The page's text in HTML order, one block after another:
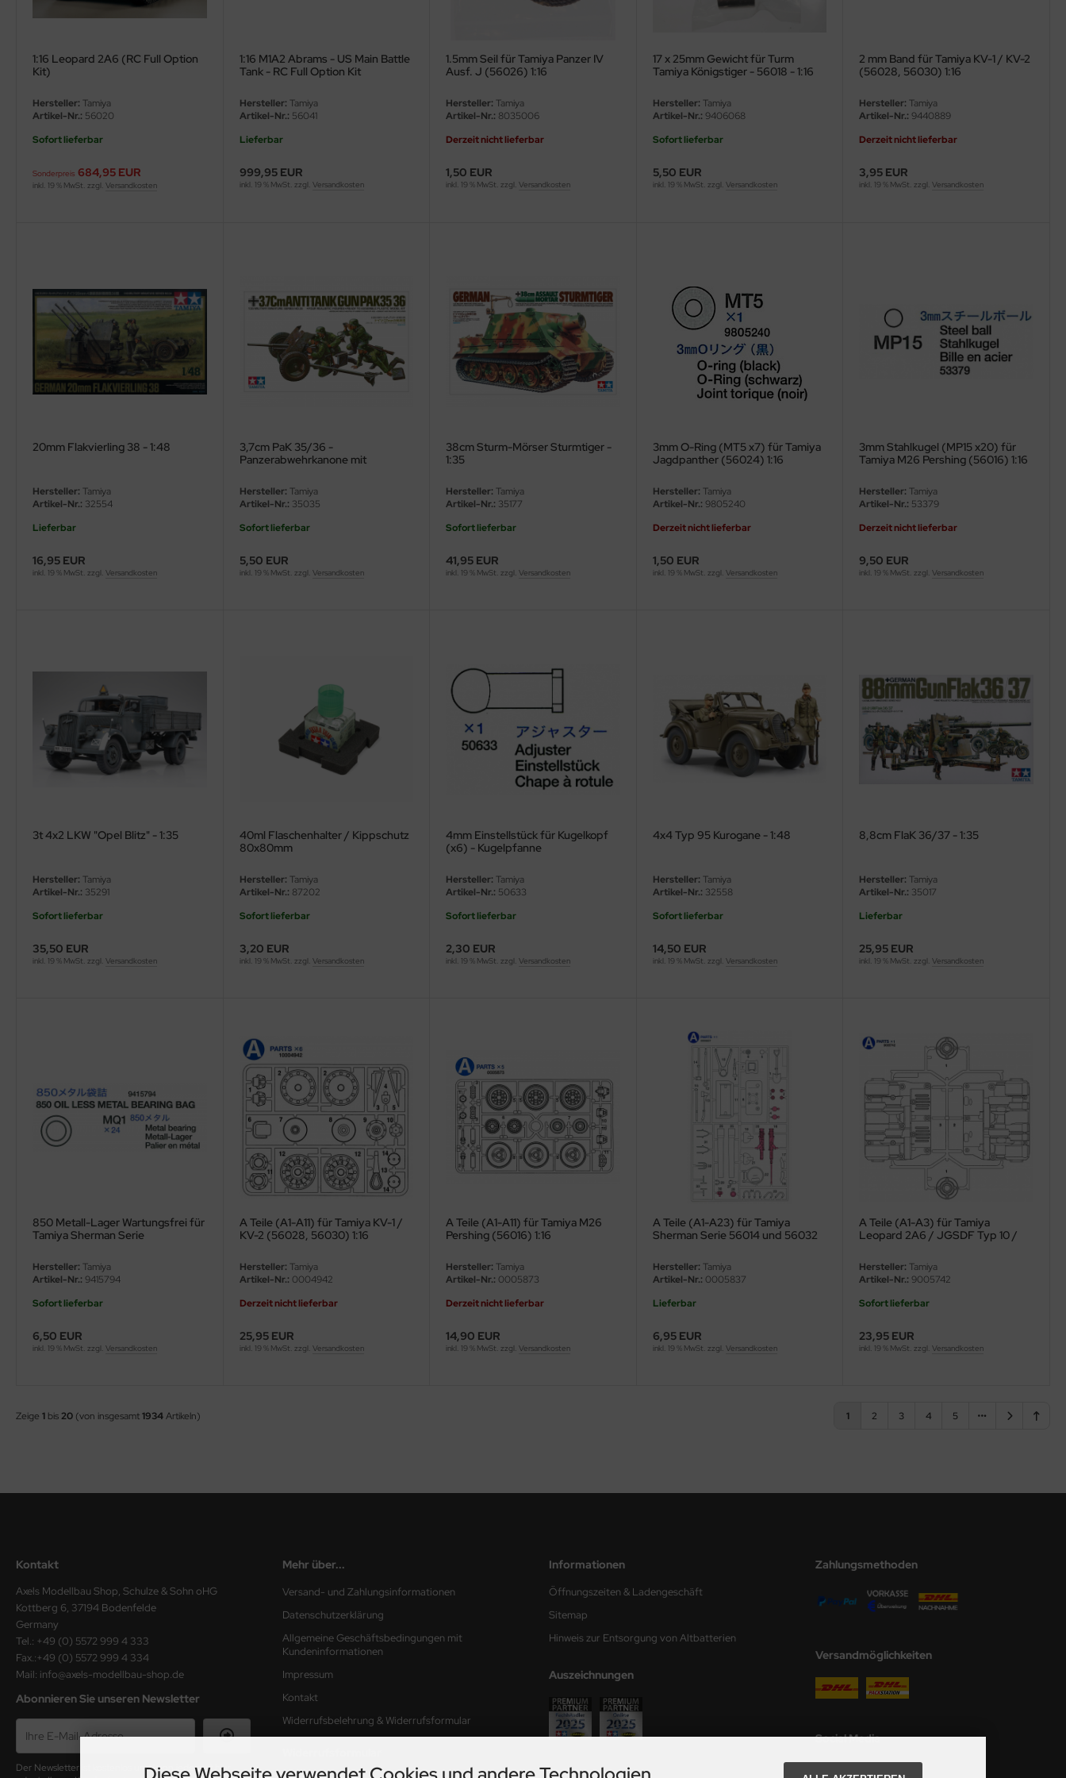
1:16 Leopard 2A6 (RC Full Option
Kit)
Hersteller: Tamiya
Artikel-Nr.: 56020
Sofort lieferbar
Sonderpreis 684,95 EUR
inkl. 19 % MwSt. zzgl. Versandkosten
1:16 M1A2 Abrams - US Main Battle
Tank - RC Full Option Kit
Hersteller: Tamiya
Artikel-Nr.: 56041
Lieferbar
999,95 EUR
inkl. 19 % MwSt. zzgl. Versandkosten
1.5mm Seil für Tamiya Panzer IV
Ausf. J (56026) 1:16
Hersteller: Tamiya
Artikel-Nr.: 8035006
Derzeit nicht lieferbar
1,50 EUR
inkl. 19 % MwSt. zzgl.Versandkosten
17 x 25mm Gewicht für Turm
Tamiya Königstiger - 56018 - 1:16
Hersteller: Tamiya
Artikel-Nr.: 9406068
Sofort lieferbar
5,50 EUR
inkl. 19 % MwSt. zzgl. Versandkosten
2 mm Band für Tamiya KV-1 / KV-2
(56028, 56030) 1:16
Hersteller: Tamiya
Artikel-Nr.: 9440889
Derzeit nicht lieferbar
3,95 EUR
inkl. 19 % MwSt. zzgl.Versandkosten
20mm Flakvierling 38 - 1:48
Hersteller: Tamiya
Artikel-Nr.: 32554
Lieferbar
16,95 EUR
inkl. 19 % MwSt. zzgl. Versandkosten
3,7cm PaK 35/36 -
Panzerabwehrkanone mit
Hersteller: Tamiya
Artikel-Nr.: 35035
Sofort lieferbar
5,50 EUR
inkl. 19 % MwSt. zzgl. Versandkosten
38cm Sturm-Mörser Sturmtiger -
1:35
Hersteller: Tamiya
Artikel-Nr.: 35177
Sofort lieferbar
41,95 EUR
inkl. 19 % MwSt. zzgl.Versandkosten
3mm O-Ring (MT5 x7) für Tamiya
Jagdpanther (56024) 1:16
Hersteller: Tamiya
Artikel-Nr.: 9805240
Derzeit nicht lieferbar
1,50 EUR
inkl. 19 % MwSt. zzgl. Versandkosten
3mm Stahlkugel (MP15 x20) für
Tamiya M26 Pershing (56016) 1:16
Hersteller: Tamiya
Artikel-Nr.: 53379
Derzeit nicht lieferbar
9,50 EUR
inkl. 19 % MwSt. zzgl.Versandkosten
3t 4x2 LKW "Opel Blitz" - 1:35
Hersteller: Tamiya
Artikel-Nr.: 35291
Sofort lieferbar
35,50 EUR
inkl. 19 % MwSt. zzgl. Versandkosten
40ml Flaschenhalter / Kippschutz
80x80mm
Hersteller: Tamiya
Artikel-Nr.: 87202
Sofort lieferbar
3,20 EUR
inkl. 19 % MwSt. zzgl. Versandkosten
4mm Einstellstück für Kugelkopf
(x6) - Kugelpfanne
Hersteller: Tamiya
Artikel-Nr.: 50633
Sofort lieferbar
2,30 EUR
inkl. 19 % MwSt. zzgl.Versandkosten
4x4 Typ 95 Kurogane - 1:48
Hersteller: Tamiya
Artikel-Nr.: 32558
Sofort lieferbar
14,50 EUR
inkl. 19 % MwSt. zzgl. Versandkosten
8,8cm FlaK 36/37 - 1:35
Hersteller: Tamiya
Artikel-Nr.: 35017
Lieferbar
25,95 EUR
inkl. 19 % MwSt. zzgl.Versandkosten
850 Metall-Lager Wartungsfrei für
Tamiya Sherman Serie
Hersteller: Tamiya
Artikel-Nr.: 9415794
Sofort lieferbar
6,50 EUR
inkl. 19 % MwSt. zzgl. Versandkosten
A Teile (A1-A11) für Tamiya KV-1 /
KV-2 (56028, 56030) 1:16
Hersteller: Tamiya
Artikel-Nr.: 0004942
Derzeit nicht lieferbar
25,95 EUR
inkl. 19 % MwSt. zzgl. Versandkosten
A Teile (A1-A11) für Tamiya M26
Pershing (56016) 1:16
Hersteller: Tamiya
Artikel-Nr.: 0005873
Derzeit nicht lieferbar
14,90 EUR
inkl. 19 % MwSt. zzgl.Versandkosten
A Teile (A1-A23) für Tamiya
Sherman Serie 56014 und 56032
Hersteller: Tamiya
Artikel-Nr.: 0005837
Lieferbar
6,95 EUR
inkl. 19 % MwSt. zzgl. Versandkosten
A Teile (A1-A3) für Tamiya
Leopard 2A6 / JGSDF Typ 10 /
1:16
Hersteller: Tamiya
Artikel-Nr.: 9005742
Sofort lieferbar
23,95 EUR
inkl. 19 % MwSt. zzgl.Versandkosten
Zeige 1 bis20 (von insgesamt1934Artikeln) 1 2 3 4 5
Kontakt
Axels Modellbau Shop, Schulze & Sohn oHG
Kottberg 6, 37194 Bodenfelde
Germany
Tel.: +49 (0) 5572 999 4 333
Fax.:+49 (0) 5572 999 4 334
Mail: info@axels-modellbau-shop.de
Abonnieren Sie unseren Newsletter
Der Newsletter ist kostenlos und kann jederzeit hier
Mehr über...
Versand- und Zahlungsinformationen
Datenschutzerklärung
Allgemeine Geschäftsbedingungen mit
Kundeninformationen
Impressum
Kontakt
Widerrufsbelehrung & Widerrufsformular
Informationen
Öffnungszeiten & Ladengeschäft
Sitemap
Hinweis zur Entsorgung von Altbatterien
Auszeichnungen
Zahlungsmethoden
Versandmöglichkeiten
Social Media
Model - 1:35
Art / Glow 2B 1:35
Hersteller
1:35
Maßstab 1:35